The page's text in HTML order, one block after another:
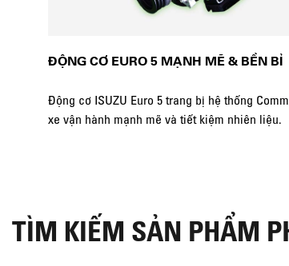
ĐỘNG CƠ EURO 5 MẠNH MẼ & BỀN BỈ
Động cơ ISUZU Euro 5 trang bị hệ thống
xe vận hành mạnh mẽ và tiết kiệm nhiên liệu.
TÌM KIẾM SẢN PHẨM